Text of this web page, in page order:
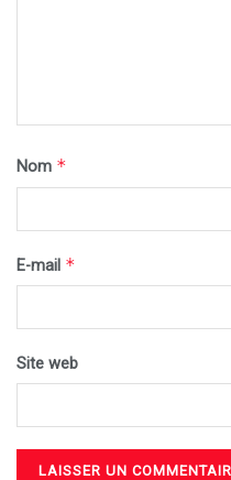
Nom *
E-mail *
Site web